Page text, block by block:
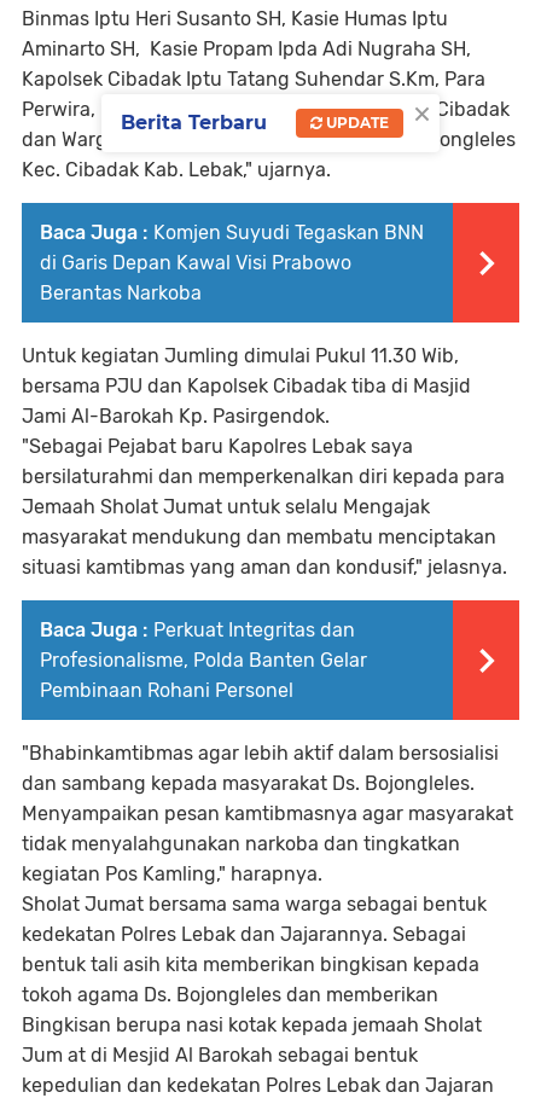
Binmas Iptu Heri Susanto SH, Kasie Humas Iptu
Aminarto SH, Kasie Propam Ipda Adi Nugraha SH,
Kapolsek Cibadak Iptu Tatang Suhendar S.Km, Para
Perwira, Bintara Polres Lebak, Personil Polsek Cibadak
dan Warga Masyarakat Kp. Pasirgendok Ds.Bojongleles
Kec. Cibadak Kab. Lebak," ujarnya.
Baca Juga : Komjen Suyudi Tegaskan BNN
di Garis Depan Kawal Visi Prabowo
Berantas Narkoba
Untuk kegiatan Jumling dimulai Pukul 11.30 Wib,
bersama PJU dan Kapolsek Cibadak tiba di Masjid
Jami Al-Barokah Kp. Pasirgendok.
"Sebagai Pejabat baru Kapolres Lebak saya
bersilaturahmi dan memperkenalkan diri kepada para
Jemaah Sholat Jumat untuk selalu Mengajak
masyarakat mendukung dan membatu menciptakan
situasi kamtibmas yang aman dan kondusif," jelasnya.
Baca Juga : Perkuat Integritas dan
Profesionalisme, Polda Banten Gelar
Pembinaan Rohani Personel
"Bhabinkamtibmas agar lebih aktif dalam bersosialisi
dan sambang kepada masyarakat Ds. Bojongleles.
Menyampaikan pesan kamtibmasnya agar masyarakat
tidak menyalahgunakan narkoba dan tingkatkan
kegiatan Pos Kamling," harapnya.
Sholat Jumat bersama sama warga sebagai bentuk
kedekatan Polres Lebak dan Jajarannya. Sebagai
bentuk tali asih kita memberikan bingkisan kepada
tokoh agama Ds. Bojongleles dan memberikan
Bingkisan berupa nasi kotak kepada jemaah Sholat
Jum at di Mesjid Al Barokah sebagai bentuk
kepedulian dan kedekatan Polres Lebak dan Jajaran
×
Berita Terbaru UPDATE